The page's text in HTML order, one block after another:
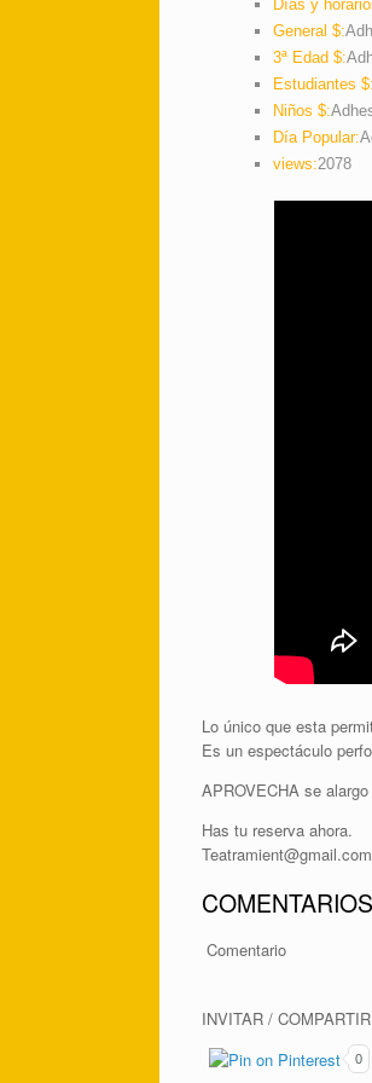
Días y
General $:
3ª Edad $:
Estudiantes $:
Niños $:
Día Popular:
views:2078
Lo único que esta
Es un espectáculo
APROVECHA se
Has tu reserva ahora.
Teatramient@gmail.com
COMENTARIOS
Comentario
INVITAR / COMPARTIR
0